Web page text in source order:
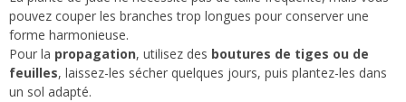
pouvez couper les branches trop longues pour conserver une
forme harmonieuse.
Pour la propagation, utilisez des boutures de tiges ou de
feuilles, laissez-les sécher quelques jours, puis plantez-les dans
un sol adapté.